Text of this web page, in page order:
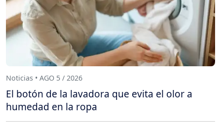
Noticias • AGO 5 / 2026
El botón de la lavadora que evita el olor a
humedad en la ropa